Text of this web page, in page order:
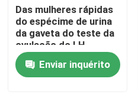
Casa
Produtos
Das mulheres rápidas
do espécime de urina
da gaveta do teste da
ovulação do LH
CE0123 jogo do teste
da saúdeEnviar inquérito